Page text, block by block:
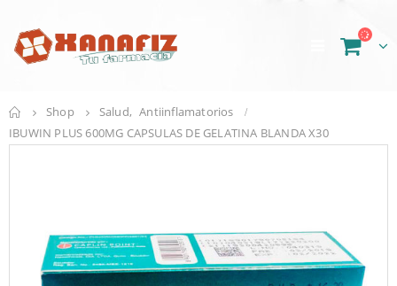
Shop Salud, Antiinflamatorios
IBUWIN PLUS 600MG CAPSULAS DE GELATINA BLANDA X30